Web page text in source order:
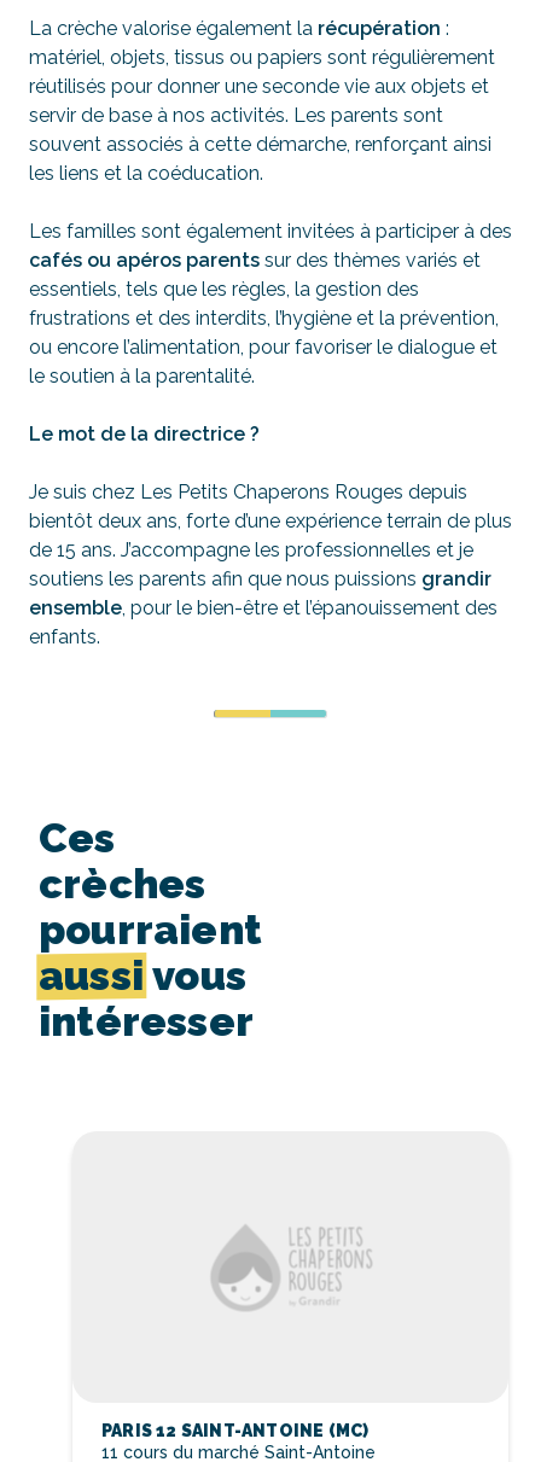
La crèche valorise également la récupération :
matériel, objets, tissus ou papiers sont régulièrement
réutilisés pour donner une seconde vie aux objets et
servir de base à nos activités. Les parents sont
souvent associés à cette démarche, renforçant ainsi
les liens et la coéducation.
Les familles sont également invitées à participer à des
cafés ou apéros parents sur des thèmes variés et
essentiels, tels que les règles, la gestion des
frustrations et des interdits, l’hygiène et la prévention,
ou encore l’alimentation, pour favoriser le dialogue et
le soutien à la parentalité.
Le mot de la directrice ?
Je suis chez Les Petits Chaperons Rouges depuis
bientôt deux ans, forte d’une expérience terrain de plus
de 15 ans. J’accompagne les professionnelles et je
soutiens les parents afin que nous puissions grandir
ensemble, pour le bien-être et l’épanouissement des
enfants.
Ces
crèches
pourraient
aussi vous
intéresser
PARIS 12 SAINT-ANTOINE (MC)
11 cours du marché Saint-Antoine